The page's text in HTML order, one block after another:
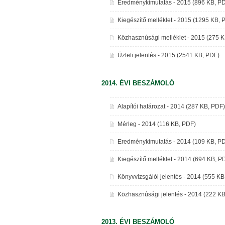
Eredménykimutatás - 2015 (896 KB,
Kiegészítő melléklet - 2015 (1295 KB,
Közhasznúsági melléklet - 2015 (275
Üzleti jelentés - 2015 (2541 KB, PDF)
2014. ÉVI BESZÁMOLÓ
Alapítói határozat - 2014 (287 KB, PDF)
Mérleg - 2014 (116 KB, PDF)
Eredménykimutatás - 2014 (109 KB,
Kiegészítő melléklet - 2014 (694 KB,
Könyvvizsgálói jelentés - 2014 (555
Közhasznúsági jelentés - 2014 (222
2013. ÉVI BESZÁMOLÓ